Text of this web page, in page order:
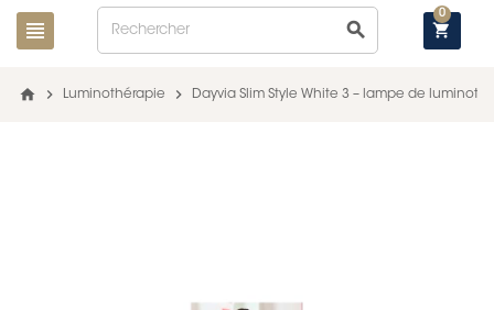
view_headline search shopping_cart
0
home chevron_right Luminothérapie chevron_right Dayvia Slim Style White 3 – lampe de